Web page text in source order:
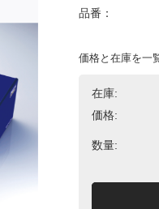
品番：
価格と在庫を一
在庫:
価格:
数量: